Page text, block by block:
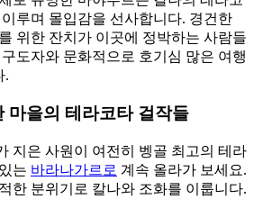
루며 몰입감을 선사합니다. 경건한
위한 잔치가 이곳에 정박하는 사람들
도자와 문화적으로 호기심 많은 여행
.
마을의 테라코타 걸작들
지은 사원이 여전히 벵골 최고의 테라
는 바라나가르로 계속 올라가 보세요.
한 분위기로 칼나와 조화를 이룹니다.